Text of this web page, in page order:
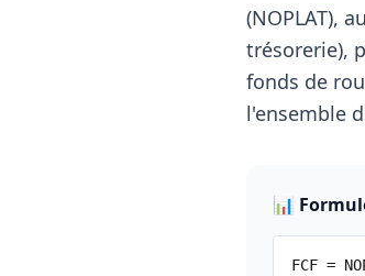
(NOPLAT),
trésorerie),
fonds de
l'ensemble
📊
FCF =